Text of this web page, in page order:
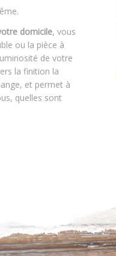
domicile, vous
ou la pièce à
de votre
la finition la
et permet à
quelles sont